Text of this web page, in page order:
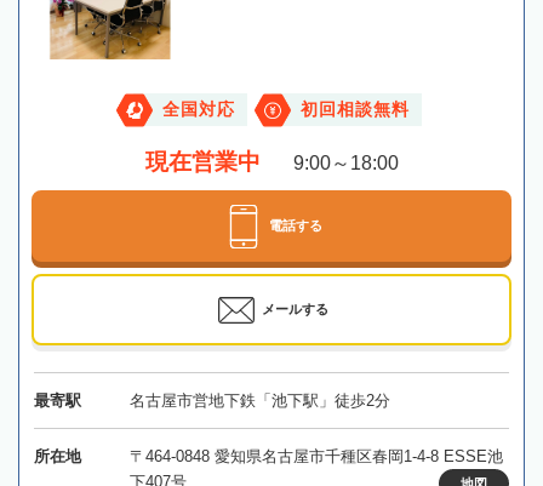
全国対応 初回相談無料
現在営業中 9:00～18:00
電話する
メールする
最寄駅 名古屋市営地下鉄「池下駅」徒歩2分
所在地
〒464-0848 愛知県名古屋市千種区春岡1-4-8 ESSE池
下407号